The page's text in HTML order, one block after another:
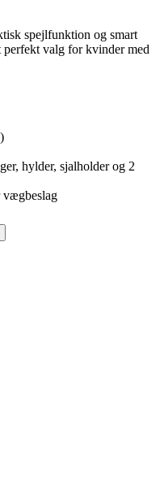
spejlfunktion og smart
perfekt valg for kvinder med
hylder, sjalholder og 2
vægbeslag